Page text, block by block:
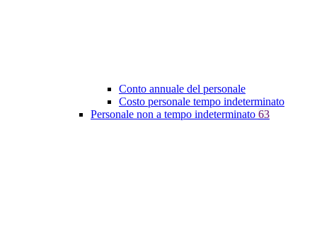
Conto annuale del personale
Costo personale tempo indeterminato
Personale non a tempo indeterminato 63